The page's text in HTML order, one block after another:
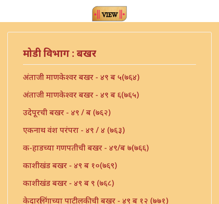
मोडी विभाग : बखर
अंताजी माणकेश्वर बखर - ४९ ब ५(७६४)
अंताजी माणकेश्वर बखर - ४९ ब ६(७६५)
उदेपूरची बखर - ४९ / ब (७६२)
एकनाथ वंश परंपरा - ४९ / ४ (७६३)
क-हाडच्या गणपतीची बखर - ४९/ब ७(७६६)
काशीखंड बखर - ४९ ब १०(७६९)
काशीखंड बखर - ४९ ब ९ (७६८)
केदारलिंगाच्या पाटीलकीची बखर - ४९ ब १२ (७७१)